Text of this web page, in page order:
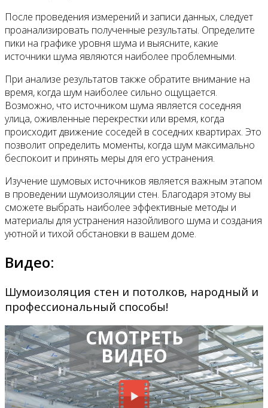
После проведения измерений и записи данных, следует
проанализировать полученные результаты. Определите
пики на графике уровня шума и выясните, какие
источники шума являются наиболее проблемными.
При анализе результатов также обратите внимание на
время, когда шум наиболее сильно ощущается.
Возможно, что источником шума является соседняя
улица, оживленные перекрестки или время, когда
происходит движение соседей в соседних квартирах. Это
позволит определить моменты, когда шум максимально
беспокоит и принять меры для его устранения.
Изучение шумовых источников является важным этапом
в проведении шумоизоляции стен. Благодаря этому вы
сможете выбрать наиболее эффективные методы и
материалы для устранения назойливого шума и создания
уютной и тихой обстановки в вашем доме.
Видео:
Шумоизоляция стен и потолков, народный и
профессиональный способы!
СМОТРЕТЬ
ВИДЕО